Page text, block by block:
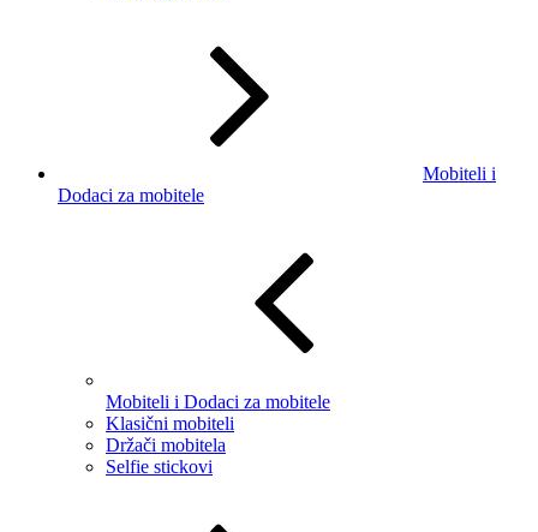
Mobiteli i
Dodaci za mobitele
Mobiteli i Dodaci za mobitele
Klasični mobiteli
Držači mobitela
Selfie stickovi